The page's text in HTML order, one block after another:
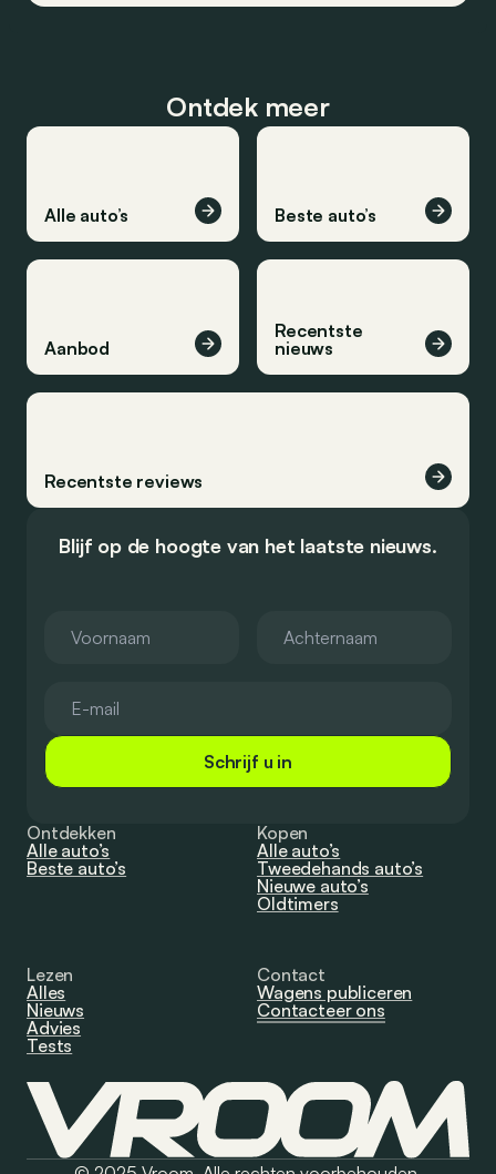
Ontdek meer
Alle auto’s Beste auto’s
Aanbod
Recentste
nieuws
Recentste reviews
Blijf op de hoogte van het laatste nieuws.
Schrijf u in
Ontdekken
Alle auto’s
Beste auto’s
Kopen
Alle auto’s
Tweedehands auto’s
Nieuwe auto’s
Oldtimers
Lezen
Alles
Nieuws
Advies
Tests
Contact
Wagens publiceren
Contacteer ons